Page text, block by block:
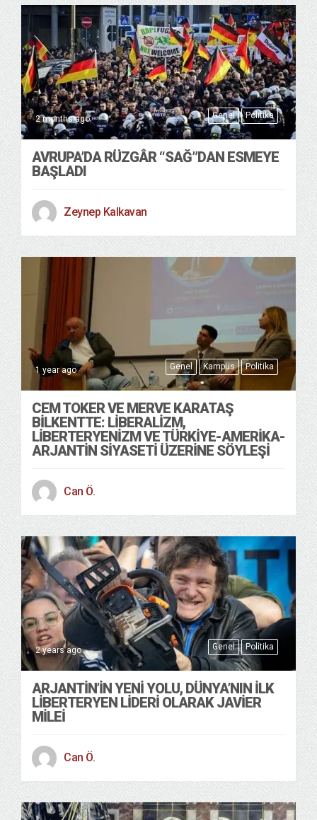
Genel Politika
2 months ago
AVRUPA’DA RÜZGÂR “SAĞ”DAN ESMEYE
BAŞLADI
Zeynep Kalkavan
Genel Kampüs Politika
1 year ago
CEM TOKER VE MERVE KARATAŞ
BILKENTTE: LIBERALIZM,
LIBERTERYENIZM VE TÜRKIYE-AMERIKA-
ARJANTIN SIYASETI ÜZERINE SÖYLEŞI
Can Ö.
Genel Politika
2 years ago
ARJANTIN’IN YENI YOLU, DÜNYA’NIN ILK
LIBERTERYEN LIDERI OLARAK JAVIER
MILEI
Can Ö.